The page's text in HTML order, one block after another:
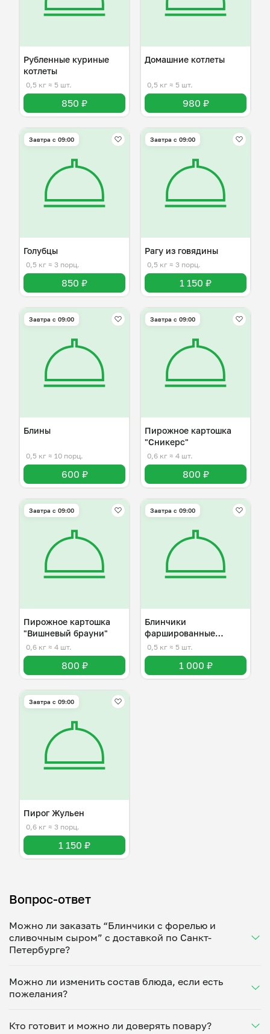
Рубленные куриные
котлеты
0,5 кг ≈ 5 шт.
850 ₽
Домашние котлеты
0,5 кг ≈ 5 шт.
980 ₽
Завтра c 09:00
Голубцы
0,5 кг ≈ 3 порц.
850 ₽
Завтра c 09:00
Рагу из говядины
0,5 кг ≈ 3 порц.
1 150 ₽
Завтра c 09:00
Блины
0,5 кг ≈ 10 порц.
600 ₽
Завтра c 09:00
Пирожное картошка
"Сникерс"
0,6 кг ≈ 4 шт.
800 ₽
Завтра c 09:00
Пирожное картошка
"Вишневый брауни"
0,6 кг ≈ 4 шт.
800 ₽
Завтра c 09:00
Блинчики
фаршированные
рубленым яйцом
0,5 кг ≈ 5 шт.
1 000 ₽
Завтра c 09:00
Пирог Жульен
0,6 кг ≈ 3 порц.
1 150 ₽
Вопрос-ответ
Можно ли заказать “Блинчики с форелью и
сливочным сыром” с доставкой по Санкт-
Петербурге?
Укажите удобное время — и получите свежее
домашнее блюдо в большой порции прямо с плиты.
минут. Статус заказа отслеживайте в личном
кабинете, а с поваром можно связаться напрямую в
Можно ли изменить состав блюда, если есть
пожелания?
ваши предпочтения: уберет специи, снизит
Кто готовит и можно ли доверять повару?